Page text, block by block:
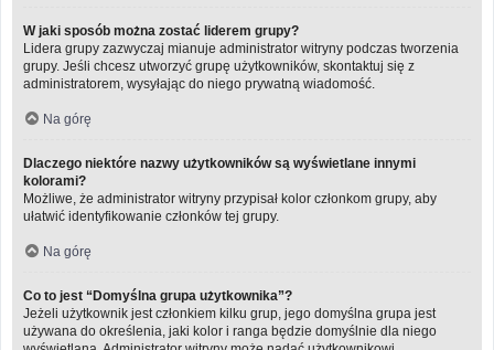
W jaki sposób można zostać liderem grupy?
Lidera grupy zazwyczaj mianuje administrator witryny podczas tworzenia
grupy. Jeśli chcesz utworzyć grupę użytkowników, skontaktuj się z
administratorem, wysyłając do niego prywatną wiadomość.
Na górę
Dlaczego niektóre nazwy użytkowników są wyświetlane innymi
kolorami?
Możliwe, że administrator witryny przypisał kolor członkom grupy, aby
ułatwić identyfikowanie członków tej grupy.
Na górę
Co to jest “Domyślna grupa użytkownika”?
Jeżeli użytkownik jest członkiem kilku grup, jego domyślna grupa jest
używana do określenia, jaki kolor i ranga będzie domyślnie dla niego